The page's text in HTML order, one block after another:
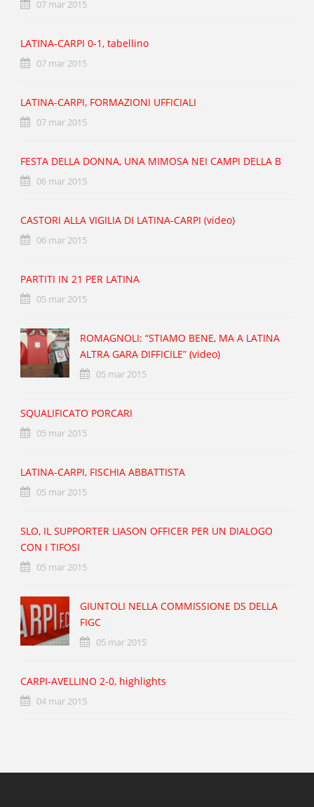
07 mar 2015
LATINA-CARPI 0-1, tabellino
07 mar 2015
LATINA-CARPI, FORMAZIONI UFFICIALI
07 mar 2015
FESTA DELLA DONNA, UNA MIMOSA NEI CAMPI DELLA B
06 mar 2015
CASTORI ALLA VIGILIA DI LATINA-CARPI (video)
06 mar 2015
PARTITI IN 21 PER LATINA
05 mar 2015
ROMAGNOLI: “STIAMO BENE, MA A LATINA
ALTRA GARA DIFFICILE” (video)
05 mar 2015
SQUALIFICATO PORCARI
05 mar 2015
LATINA-CARPI, FISCHIA ABBATTISTA
05 mar 2015
SLO, IL SUPPORTER LIASON OFFICER PER UN DIALOGO
CON I TIFOSI
05 mar 2015
GIUNTOLI NELLA COMMISSIONE DS DELLA
FIGC
05 mar 2015
CARPI-AVELLINO 2-0, highlights
04 mar 2015